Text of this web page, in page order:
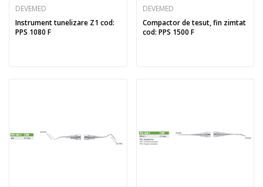
DEVEMED
Instrument tunelizare Z1 cod:
PPS 1080 F
DEVEMED
Compactor de tesut, fin zimtat
cod: PPS 1500 F